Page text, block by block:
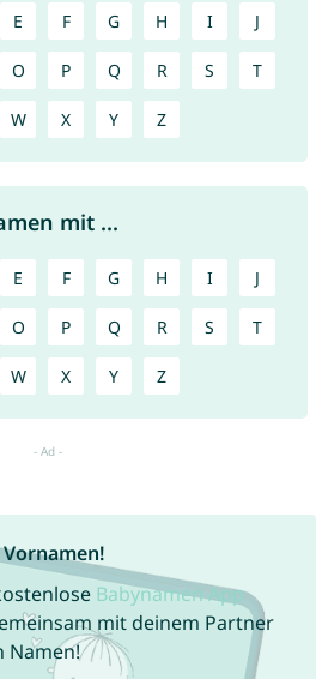
E F G H I J
O P Q R S T
W X Y Z
mit ...
E F G H I J
O P Q R S T
W X Y Z
Babynamen App
mit deinem Partner
Namen!